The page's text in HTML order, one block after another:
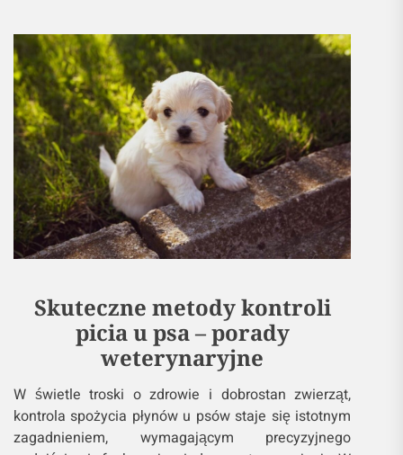
Skuteczne metody kontroli
picia u psa – porady
weterynaryjne
W świetle troski o zdrowie i dobrostan zwierząt,
kontrola spożycia płynów u psów staje się istotnym
zagadnieniem, wymagającym precyzyjnego